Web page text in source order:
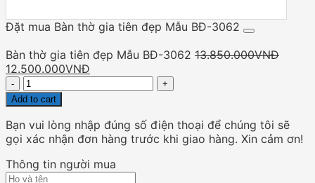
12.550.000VNĐ.10.700.000VNĐ.
Đặt mua Bàn thờ gia tiên đẹp Mẫu BĐ-3062
Bàn thờ gia tiên đẹp Mẫu BĐ-3062 13.850.000VNĐ
Original
price
was:
13.850.000VNĐ.
12.500.000VNĐ
price
is:
Quantity
Add to cart
Bạn vui lòng nhập đúng số điện thoại để chúng tôi sẽ
gọi xác nhận đơn hàng trước khi giao hàng. Xin cảm ơn!
Thông tin người mua